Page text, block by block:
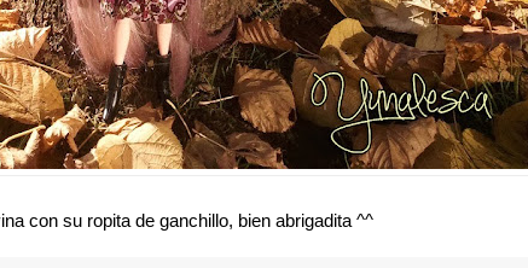
con su ropita de ganchillo, bien abrigadita ^^